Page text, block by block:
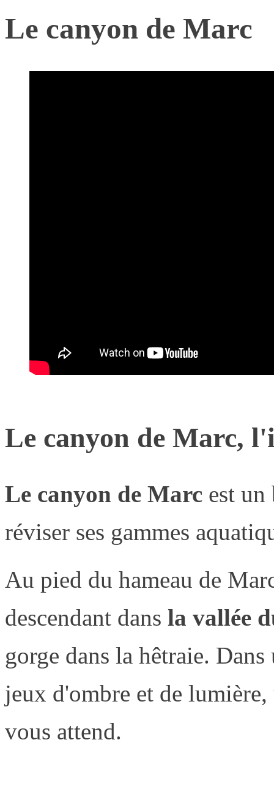
Le canyon de Marc
Le canyon de Marc,
Le canyon de Marc est un
réviser ses gammes
Au pied du hameau de
descendant dans la vallée
gorge dans la hêtraie.
jeux d'ombre et de
vous attend.